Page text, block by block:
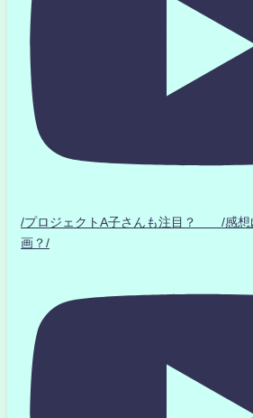
/プロジェクトA子さんも注目？ /感想
画？/